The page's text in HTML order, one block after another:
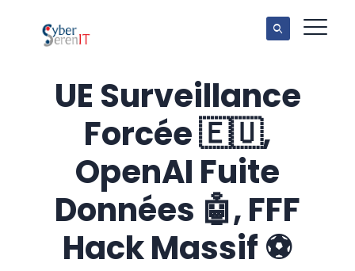
UE Surveillance
Forcée 🇪🇺,
OpenAI Fuite
Données 🤖, FFF
Hack Massif ⚽